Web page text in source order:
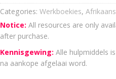
Categories: Werkboekies, Afrikaans
Notice: All resources are only
after purchase.
Kennisgewing: Alle hulpmiddels
na aankope afgelaai word.